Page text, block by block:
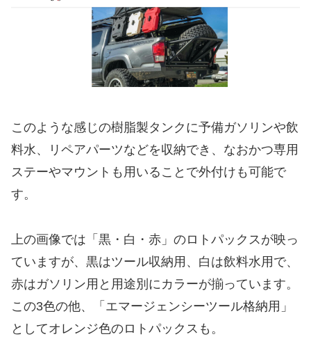
このような感じの樹脂製タンクに予備ガソリンや飲
料水、リペアパーツなどを収納でき、なおかつ専用
ステーやマウントも用いることで外付けも可能で
す。
上の画像では「黒・白・赤」のロトパックスが映っ
ていますが、黒はツール収納用、白は飲料水用で、
赤はガソリン用と用途別にカラーが揃っています。
この3色の他、「エマージェンシーツール格納用」
としてオレンジ色のロトパックスも。